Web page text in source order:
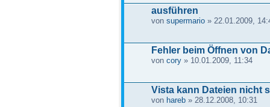
ausführen
von supermario» 22.01.2009,
Fehler beim Öffnen von
von cory» 10.01.2009, 11:34
Vista kann Dateien nicht
von hareb» 28.12.2008, 10:31